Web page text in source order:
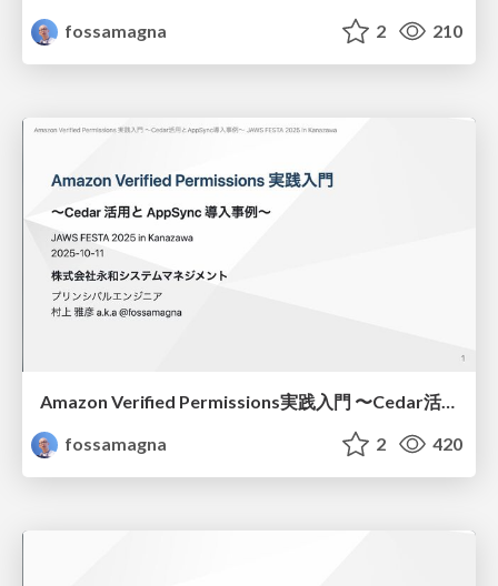
fossamagna
2 210
Amazon Verified Permissions実践入門 〜Cedar活用とAppSync導入事例/Practical Introduction to Amazon Verified Permissions
fossamagna
2 420